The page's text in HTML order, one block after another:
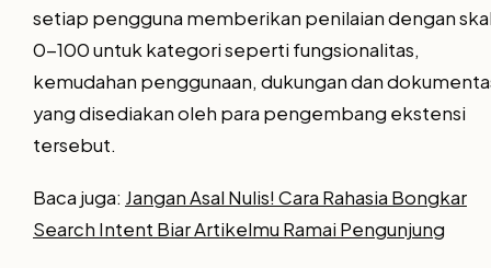
setiap pengguna memberikan penilaian dengan
0-100 untuk kategori seperti fungsionalitas,
kemudahan penggunaan, dukungan dan
yang disediakan oleh para pengembang ekstensi
tersebut.
Baca juga: Jangan Asal Nulis! Cara Rahasia Bongkar
Search Intent Biar Artikelmu Ramai Pengunjung